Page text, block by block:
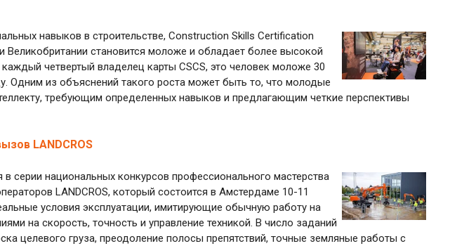
навыков в строительстве, Construction Skills Certification
Великобритании становится моложе и обладает более высокой
четвертый владелец карты CSCS, это человек моложе 30
Одним из объяснений такого роста может быть то, что молодые
требующим определенных навыков и предлагающим четкие перспективы
LANDCROS
серии национальных конкурсов профессионального мастерства
LANDCROS, который состоится в Амстердаме 10-11
условия эксплуатации, имитирующие обычную работу на
на скорость, точность и управление техникой. В число заданий
целевого груза, преодоление полосы препятствий, точные земляные работы с